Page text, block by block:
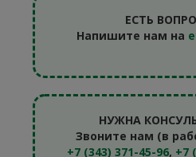
ЕСТЬ
Напишите нам на
НУЖНА
Звоните нам (в
+7 (343) 371-45-96, +7